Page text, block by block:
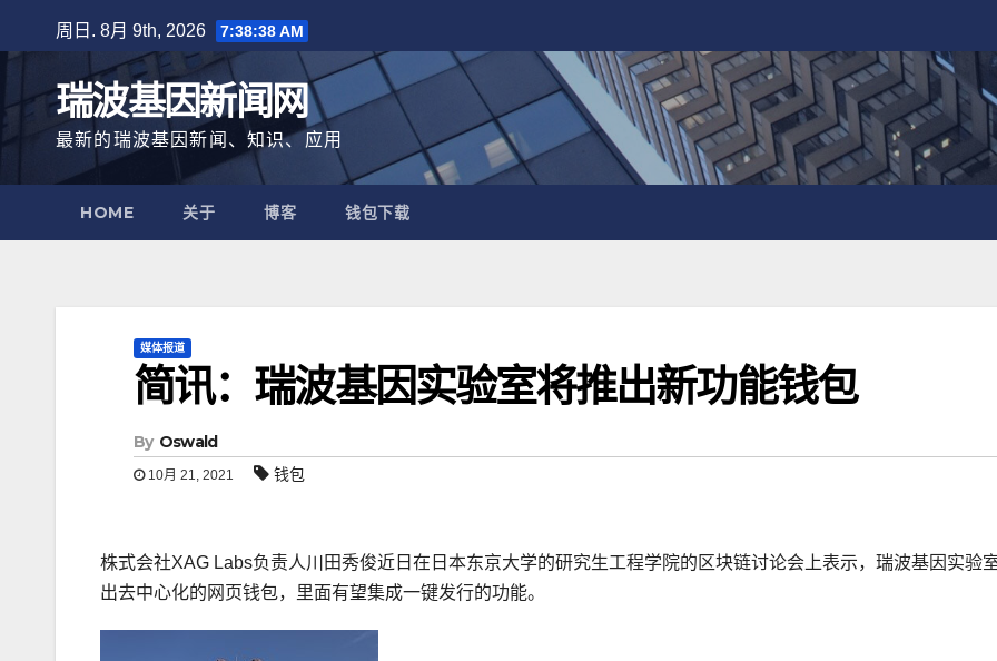
至
周日. 8月 9th, 2026 7:38:39 AM
瑞波基因新闻网
最新的瑞波基因新闻、知识、应用
HOME 关于 博客 钱包下载
媒体报道
简讯：瑞波基因实验室将推出新功能钱包
By Oswald
10月 21, 2021 钱包
株式会社XAG Labs负责人川田秀俊近日在日本东京大学的研究生工程学院的区块链讨论会上表示，瑞波基因实验
出去中心化的网页钱包，里面有望集成一键发行的功能。